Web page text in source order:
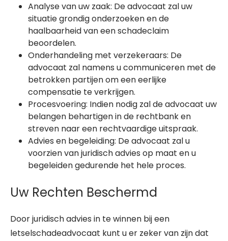
Analyse van uw zaak: De advocaat zal uw
situatie grondig onderzoeken en de
haalbaarheid van een schadeclaim
beoordelen.
Onderhandeling met verzekeraars: De
advocaat zal namens u communiceren met de
betrokken partijen om een eerlijke
compensatie te verkrijgen.
Procesvoering: Indien nodig zal de advocaat uw
belangen behartigen in de rechtbank en
streven naar een rechtvaardige uitspraak.
Advies en begeleiding: De advocaat zal u
voorzien van juridisch advies op maat en u
begeleiden gedurende het hele proces.
Uw Rechten Beschermd
Door juridisch advies in te winnen bij een
letselschadeadvocaat kunt u er zeker van zijn dat